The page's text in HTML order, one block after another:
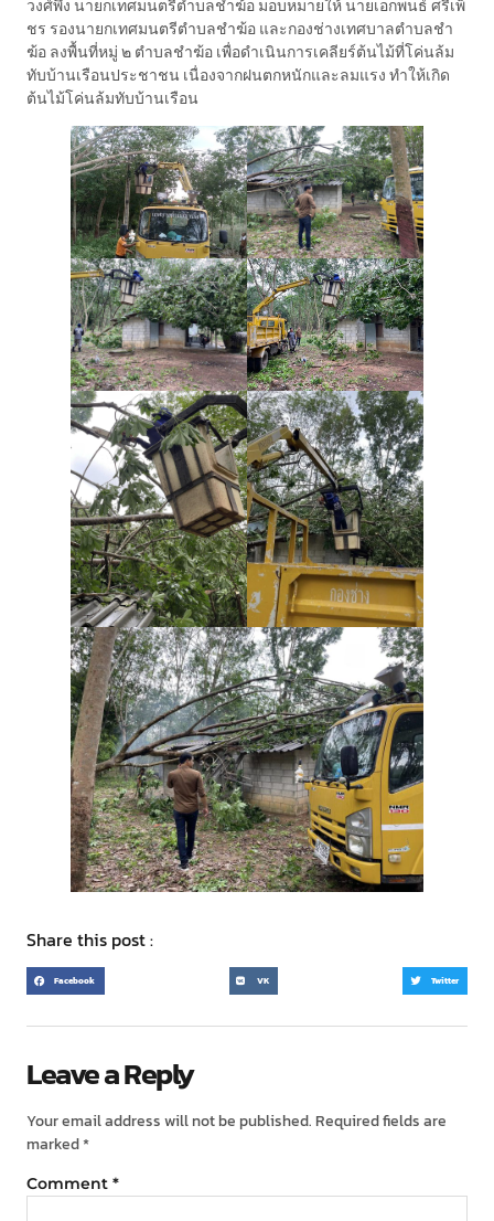
วงศ์พึ่ง นายกเทศมนตรีตำบลชำฆ้อ มอบหมายให้ นายเอกพนธ์ ศรีเพ็
ชร รองนายกเทศมนตรีตำบลชำฆ้อ และกองช่างเทศบาลตำบลชำ
ฆ้อ ลงพื้นที่หมู่ ๒ ตำบลชำฆ้อ เพื่อดำเนินการเคลียร์ต้นไม้ที่โค่นล้ม
ทับบ้านเรือนประชาชน เนื่องจากฝนตกหนักและลมแรง ทำให้เกิด
ต้นไม้โค่นล้มทับบ้านเรือน
Share this post :
Facebook VK Twitter
Leave a Reply
Your email address will not be published. Required fields are
marked*
Comment *